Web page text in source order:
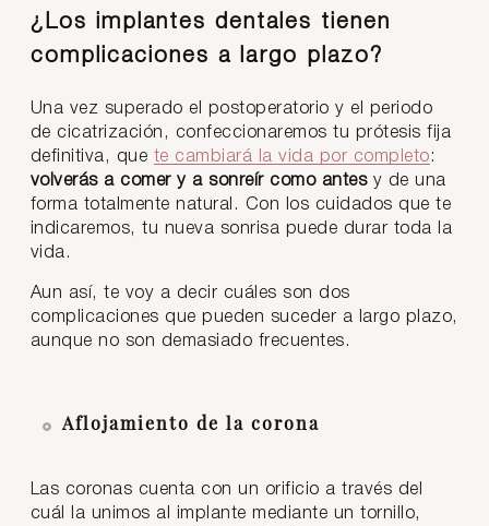
¿Los implantes dentales tienen
complicaciones a largo plazo?
Una vez superado el postoperatorio y el periodo
de cicatrización, confeccionaremos tu prótesis fija
definitiva, que te cambiará la vida por completo:
volverás a comer y a sonreír como antes y de una
forma totalmente natural. Con los cuidados que te
indicaremos, tu nueva sonrisa puede durar toda la
vida.
Aun así, te voy a decir cuáles son dos
complicaciones que pueden suceder a largo plazo,
aunque no son demasiado frecuentes.
Aflojamiento de la corona
Las coronas cuenta con un orificio a través del
cuál la unimos al implante mediante un tornillo,